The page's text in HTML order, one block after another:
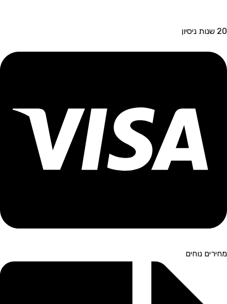
20 שנות ניסיון
מחירים נוחים